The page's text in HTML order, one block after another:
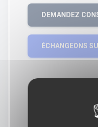
DEMANDEZ
ÉCHANGEONS